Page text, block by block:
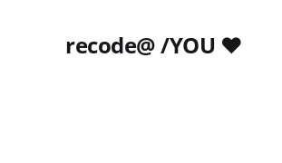
recode@ /YOU ❤️